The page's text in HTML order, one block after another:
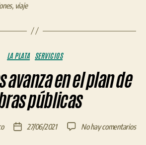
, viaje
Categorías
LA PLATA SERVICIOS
avanza en el plan de
públicas
Fecha27/06/2021 No hay comentariosen